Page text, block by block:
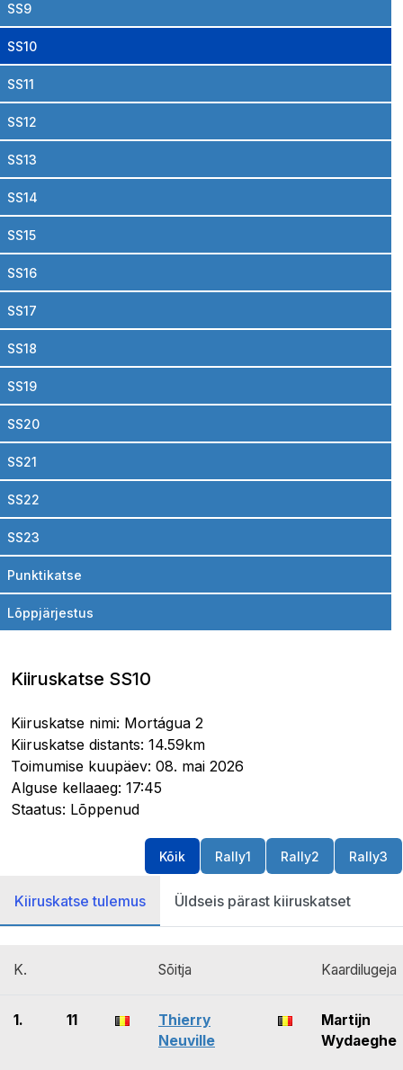
SS9
SS10
SS11
SS12
SS13
SS14
SS15
SS16
SS17
SS18
SS19
SS20
SS21
SS22
SS23
Punktikatse
Lõppjärjestus
Kiiruskatse SS10
Kiiruskatse nimi: Mortágua 2
Kiiruskatse distants: 14.59km
Toimumise kuupäev: 08. mai 2026
Alguse kellaaeg: 17:45
Staatus: Lõppenud
Kõik Rally1 Rally2 Rally3
Kiiruskatse tulemus Üldseis pärast kiiruskatset
K. Sõitja Kaardilugeja
1. 11
Thierry
Neuville
Martijn
Wydaeghe